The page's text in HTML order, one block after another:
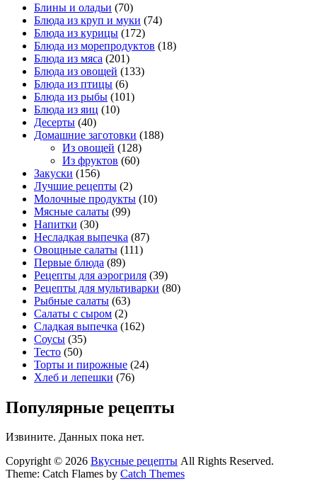
Блины и оладьи (70)
Блюда из круп и муки (74)
Блюда из курицы (172)
Блюда из морепродуктов (18)
Блюда из мяса (201)
Блюда из овощей (133)
Блюда из птицы (6)
Блюда из рыбы (101)
Блюда из яиц (10)
Десерты (40)
Домашние заготовки (188)
Из овощей (128)
Из фруктов (60)
Закуски (156)
Лучшие рецепты (2)
Молочные продукты (10)
Мясные салаты (99)
Напитки (30)
Несладкая выпечка (87)
Овощные салаты (111)
Первые блюда (89)
Рецепты для аэрогриля (39)
Рецепты для мультиварки (80)
Рыбные салаты (63)
Салаты с сыром (2)
Сладкая выпечка (162)
Соусы (35)
Тесто (50)
Торты и пирожные (24)
Хлеб и лепешки (76)
Популярные рецепты
Извините. Данных пока нет.
Copyright © 2026 Вкусные рецепты All Rights Reserved.
Theme: Catch Flames by Catch Themes